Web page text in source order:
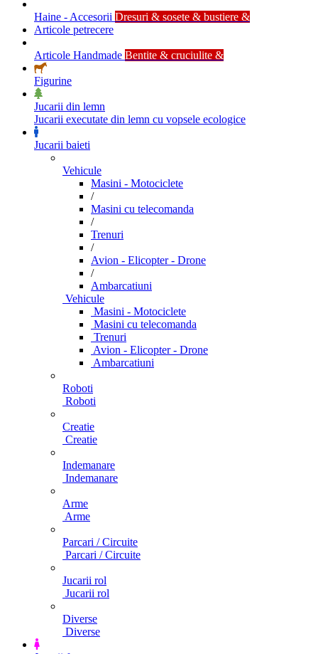
Haine - Accesorii Dresuri & sosete & bustiere &
Articole petrecere
Articole Handmade Bentite & cruciulite &
Figurine
Jucarii din lemn
Jucarii executate din lemn cu vopsele ecologice
Jucarii baieti
Vehicule
Masini - Motociclete
/
Masini cu telecomanda
/
Trenuri
/
Avion - Elicopter - Drone
/
Ambarcatiuni
Vehicule
Masini - Motociclete
Masini cu telecomanda
Trenuri
Avion - Elicopter - Drone
Ambarcatiuni
Roboti
Roboti
Creatie
Creatie
Indemanare
Indemanare
Arme
Arme
Parcari / Circuite
Parcari / Circuite
Jucarii rol
Jucarii rol
Diverse
Diverse